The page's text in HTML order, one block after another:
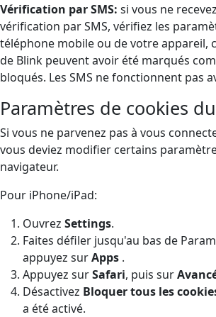
Vérification par SMS: si vous ne
vérification par SMS, vérifiez les
téléphone mobile ou de votre appareil,
de Blink peuvent avoir été marqués
bloqués. Les SMS ne fonctionnent pas
Paramètres de cookies
Si vous ne parvenez pas à vous
vous deviez modifier certains
navigateur.
Pour iPhone/iPad:
Ouvrez Settings.
Faites défiler jusqu'au bas de
appuyez surApps .
Appuyez surSafari, puis sur
Désactivez Bloquer tous les
a été activé.